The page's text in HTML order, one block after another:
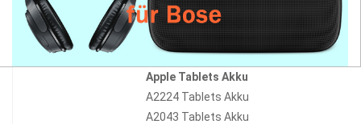
Apple Tablets Akku
A2224 Tablets Akku
A2043 Tablets Akku